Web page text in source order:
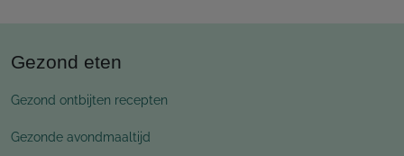
Gezond eten
Gezond ontbijten recepten
Gezonde avondmaaltijd